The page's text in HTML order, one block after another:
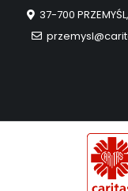
37-700